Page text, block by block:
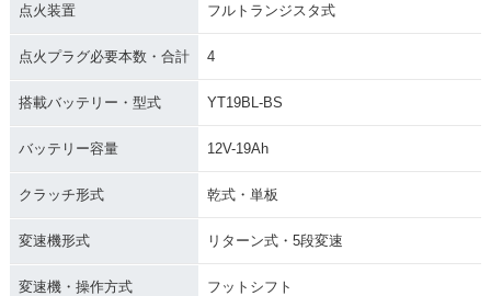
点火装置 フルトランジスタ式
点火プラグ必要本数・合計 4
搭載バッテリー・型式 YT19BL-BS
バッテリー容量 12V-19Ah
クラッチ形式 乾式・単板
変速機形式 リターン式・5段変速
変速機・操作方式 フットシフト